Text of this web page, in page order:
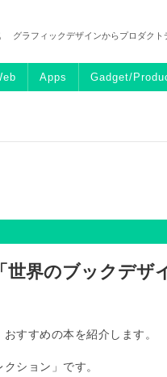
グラフィックデザインからプロダク
Apps Gadget/
世界のブックデザ
すすめの本を紹介します。
ション」です。